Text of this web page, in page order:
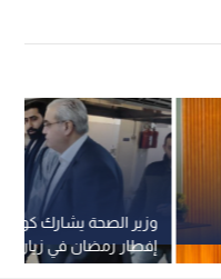
وزير الصحة يشارك كوادر
إفطار رمضان في زيارة
للكفتيريا